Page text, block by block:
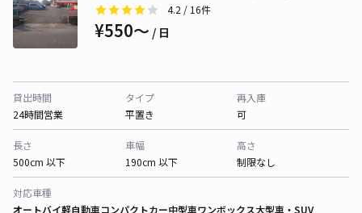
4.2 / 16件
¥550〜 / 日
貸出時間
24時間営業
タイプ
平置き
再入庫
可
長さ
500cm 以下
車幅
190cm 以下
高さ
制限なし
対応車種
オートバイ軽自動車コンパクトカー中型車ワンボックス大型車・SUV